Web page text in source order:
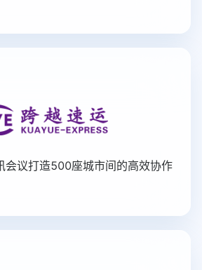
会议打造500座城市间的高效协作